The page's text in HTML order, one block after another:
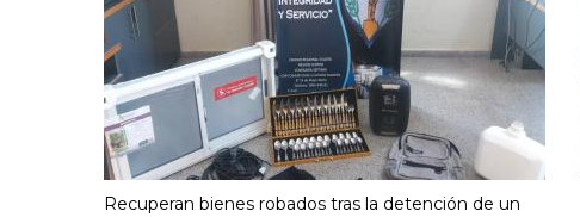
Recuperan bienes robados tras la detención de un